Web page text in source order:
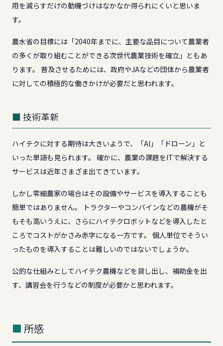
用を減らすだけの動機づけはなかなか得られにくいと思いま
す。
農水省の目標には「2040年までに、主要な品目について農業者
の多くが取り組むことができる次世代農業技術を確立」ともあ
ります。 普及させるためには、政府やJAなどの団体から農業者
に対しての積極的な働きかけが必要だと思われます。
技術革新
ハイテクに対する期待は大きいようで、「AI」「ドローン」と
いった単語も見られます。 確かに、農業の課題をITで解決する
サービスは近年さまざま出てきています。
しかし零細農家の場合はその設備やサービスを導入することも
簡単ではありません。 トラクターやコンバインなどの農機がそ
もそも高いうえに、さらにハイテクロボットなどを導入したと
ころでコストがかさみ赤字になる一方です。 個人単位でそうい
ったものを導入することは難しいのではないでしょうか。
公的な仕組みとしてハイテク農機などを貸し出し、補助金を出
す、講習会を行うなどの制度が必要かと思われます。
所感